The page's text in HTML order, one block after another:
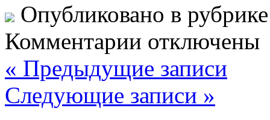
Опубликовано в
Комментарии отключены
« Предыдущие записи
Следующие записи »